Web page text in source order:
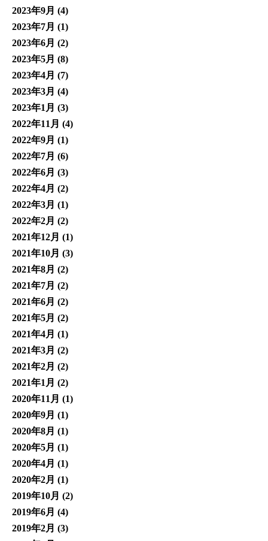
2023年9月 (4)
2023年7月 (1)
2023年6月 (2)
2023年5月 (8)
2023年4月 (7)
2023年3月 (4)
2023年1月 (3)
2022年11月 (4)
2022年9月 (1)
2022年7月 (6)
2022年6月 (3)
2022年4月 (2)
2022年3月 (1)
2022年2月 (2)
2021年12月 (1)
2021年10月 (3)
2021年8月 (2)
2021年7月 (2)
2021年6月 (2)
2021年5月 (2)
2021年4月 (1)
2021年3月 (2)
2021年2月 (2)
2021年1月 (2)
2020年11月 (1)
2020年9月 (1)
2020年8月 (1)
2020年5月 (1)
2020年4月 (1)
2020年2月 (1)
2019年10月 (2)
2019年6月 (4)
2019年2月 (3)